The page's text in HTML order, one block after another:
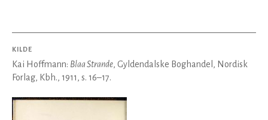
KILDE
Kai Hoffmann: Blaa Strande, Gyldendalske Boghandel, Nordisk
Forlag, Kbh., 1911, s. 16–17.